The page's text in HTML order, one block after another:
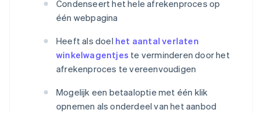
Condenseert het hele afrekenproces op
één webpagina
Heeft als doel het aantal verlaten
winkelwagentjes te verminderen door het
afrekenproces te vereenvoudigen
Mogelijk een betaaloptie met één klik
opnemen als onderdeel van het aanbod